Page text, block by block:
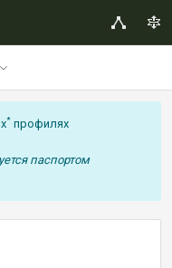
* профилях
паспортом